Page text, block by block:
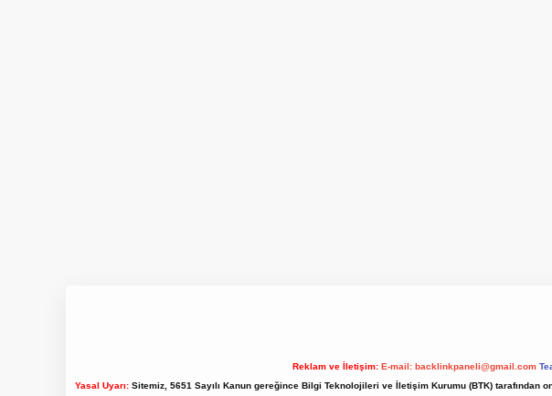
Reklam ve İletişim: E-mail: backlinkpaneli@gmail.com
Yasal Uyarı:Sitemiz, 5651 Sayılı Kanun gereğince Bilgi Teknolojileri ve İletişim Kurumu (BTK)